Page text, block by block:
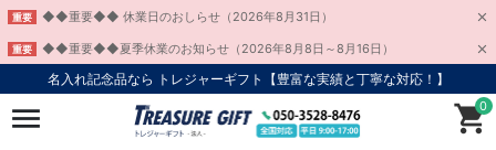
重要 ◆◆重要◆◆ 休業日のおしらせ（2026年8月31日）
重要
◆◆重要◆◆夏季休業のお知らせ（2026年8月8日～8月16日）
名入れ記念品なら トレジャーギフト【豊富な実績と丁寧な対応！】
0